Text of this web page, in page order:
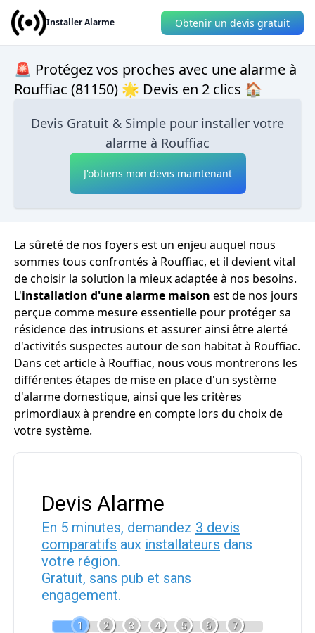
Installer Alarme Obtenir un devis gratuit
🚨 Protégez vos proches avec une alarme à
Rouffiac (81150) 🌟 Devis en 2 clics 🏠
Devis Gratuit & Simple pour installer votre
alarme à Rouffiac
J'obtiens mon devis maintenant
La sûreté de nos foyers est un enjeu auquel nous
sommes tous confrontés à Rouffiac, et il devient vital
de choisir la solution la mieux adaptée à nos besoins.
L'installation d'une alarme maison est de nos jours
perçue comme mesure essentielle pour protéger sa
résidence des intrusions et assurer ainsi être alerté
d'activités suspectes autour de son habitat à Rouffiac.
Dans cet article à Rouffiac, nous vous montrerons les
différentes étapes de mise en place d'un système
d'alarme domestique, ainsi que les critères
primordiaux à prendre en compte lors du choix de
votre système.
Devis Alarme
En 5 minutes, demandez 3 devis
comparatifs aux installateurs dans
votre région.
Gratuit, sans pub et sans
engagement.
1 2 3 4 5 6 7